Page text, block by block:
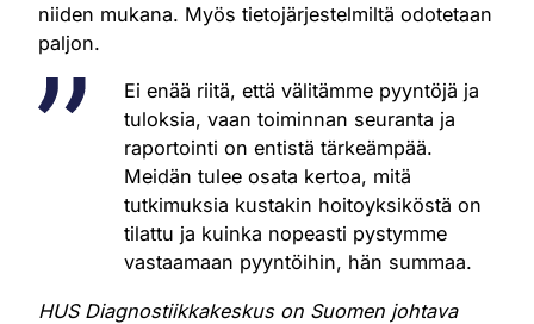
niiden mukana. Myös tietojärjestelmiltä odotetaan
paljon.
Ei enää riitä, että välitämme pyyntöjä ja
tuloksia, vaan toiminnan seuranta ja
raportointi on entistä tärkeämpää.
Meidän tulee osata kertoa, mitä
tutkimuksia kustakin hoitoyksiköstä on
tilattu ja kuinka nopeasti pystymme
vastaamaan pyyntöihin, hän summaa.
HUS Diagnostiikkakeskus on Suomen johtava